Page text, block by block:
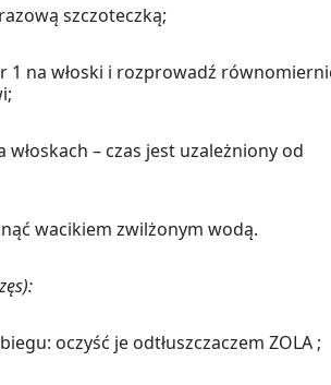
szczoteczką;
1 na włoski i rozprowadź
– czas jest uzależniony od
wacikiem zwilżonym wodą.
oczyść je odtłuszczaczem ZOLA ;